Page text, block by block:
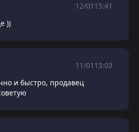
12/01 15:41
))
11/01 13:03
и быстро, продавец